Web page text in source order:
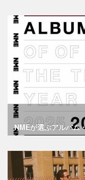
NMEが選ぶアルバム